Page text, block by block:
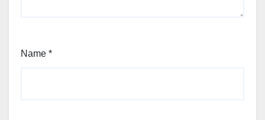
Name *